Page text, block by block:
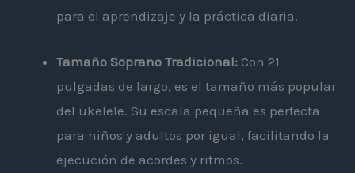
para el aprendizaje y la práctica diaria.
Tamaño Soprano Tradicional: Con 21
pulgadas de largo, es el tamaño más popular
del ukelele. Su escala pequeña es perfecta
para niños y adultos por igual, facilitando la
ejecución de acordes y ritmos.